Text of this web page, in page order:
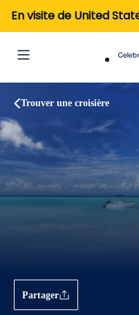
En visite de United
Trouver une croisière
Partager